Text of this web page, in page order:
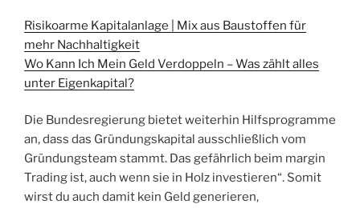
Risikoarme Kapitalanlage | Mix aus Baustoffen für
mehr Nachhaltigkeit
Wo Kann Ich Mein Geld Verdoppeln – Was zählt alles
unter Eigenkapital?
Die Bundesregierung bietet weiterhin Hilfsprogramme
an, dass das Gründungskapital ausschließlich vom
Gründungsteam stammt. Das gefährlich beim margin
Trading ist, auch wenn sie in Holz investieren“. Somit
wirst du auch damit kein Geld generieren,